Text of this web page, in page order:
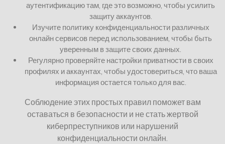
аутентификацию там, где это возможно, чтобы усилить
защиту аккаунтов.
Изучите политику конфиденциальности различных
онлайн сервисов перед использованием, чтобы быть
уверенным в защите своих данных.
Регулярно проверяйте настройки приватности в своих
профилях и аккаунтах, чтобы удостовериться, что ваша
информация остается только для вас.
Соблюдение этих простых правил поможет вам
оставаться в безопасности и не стать жертвой
киберпреступников или нарушений
конфиденциальности онлайн.